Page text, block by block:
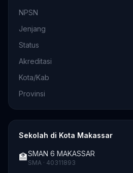
NPSN
Jenjang
Status
Akreditasi
Kota/Kab
Provinsi
Sekolah di Kota Makassar
🏫SMAN 6 MAKASSAR
SMA · 40311893